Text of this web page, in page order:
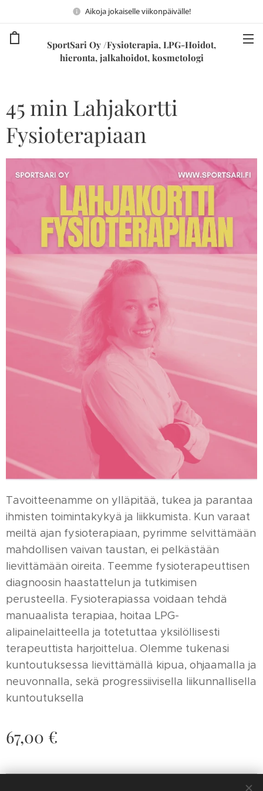
Aikoja jokaiselle viikonpäivälle!
SportSari Oy /Fysioterapia, LPG-Hoidot,
hieronta, jalkahoidot, kosmetologi
45 min Lahjakortti
Fysioterapiaan
Tavoitteenamme on ylläpitää, tukea ja parantaa
ihmisten toimintakykyä ja liikkumista. Kun varaat
meiltä ajan fysioterapiaan, pyrimme selvittämään
mahdollisen vaivan taustan, ei pelkästään
lievittämään oireita. Teemme fysioterapeuttisen
diagnoosin haastattelun ja tutkimisen
perusteella. Fysioterapiassa voidaan tehdä
manuaalista terapiaa, hoitaa LPG-
alipainelaitteella ja totetuttaa yksilöllisesti
terapeuttista harjoittelua. Olemme tukenasi
kuntoutuksessa lievittämällä kipua, ohjaamalla ja
neuvonnalla, sekä progressiivisella liikunnallisella
kuntoutuksella
67,00 €